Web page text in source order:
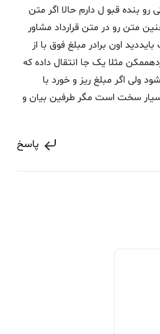
رو بنده قبو ل دارم حالا اگر متن
متن رو در متن قرارداد مشاور
اون برادر مبلغ فوق با از
مثلا یک جا انتقال داده که
ولی اگر مبلغ ریز و خورد با
سخت است مگر طرفین بیان و
پاسخ